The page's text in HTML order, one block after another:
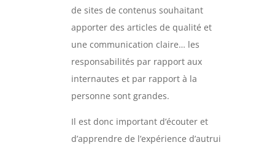
de sites de contenus souhaitant
apporter des articles de qualité et
une communication claire… les
responsabilités par rapport aux
internautes et par rapport à la
personne sont grandes.
Il est donc important d’écouter et
d’apprendre de l’expérience d’autrui